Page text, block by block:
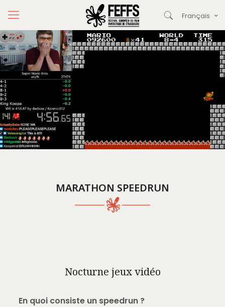
Français
MARATHON SPEEDRUN
Nocturne jeux vidéo
En quoi consiste un speedrun ?